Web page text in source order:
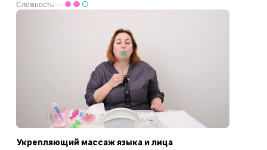
Сложность —
Укрепляющий массаж языка и лица